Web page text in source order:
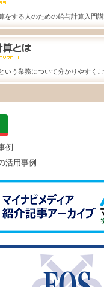
をする人のための給与計算入門
いう業務について分かりやすく
例
活用事例